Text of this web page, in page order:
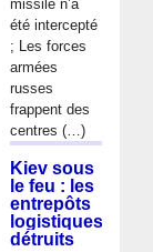
missile n’a
été intercepté
; Les forces
armées
russes
frappent des
centres (…)
Kiev sous
le feu : les
entrepôts
logistiques
détruits